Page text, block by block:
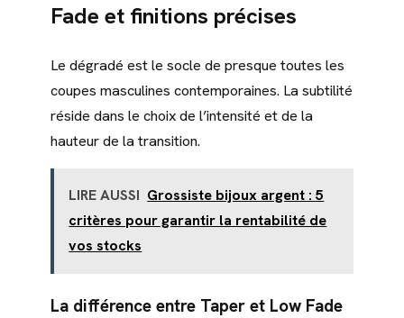
Fade et finitions précises
Le dégradé est le socle de presque toutes les
coupes masculines contemporaines. La subtilité
réside dans le choix de l’intensité et de la
hauteur de la transition.
LIRE AUSSI Grossiste bijoux argent : 5
critères pour garantir la rentabilité de
vos stocks
La différence entre Taper et Low Fade